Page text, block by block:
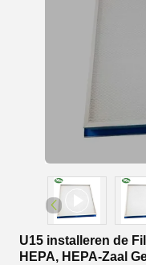
U15 installeren de
HEPA, HEPA-Zaal